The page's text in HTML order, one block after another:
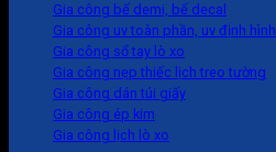
Gia công bế demi, bế decal
Gia công uv toàn phần, uv định hình
Gia công sổ tay lò xo
Gia công nẹp thiếc lịch treo tường
Gia công dán túi giấy
Gia công ép kim
Gia công lịch lò xo